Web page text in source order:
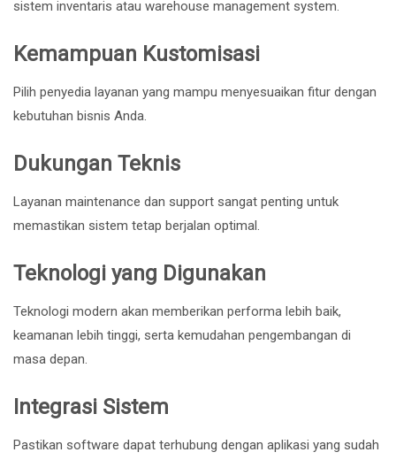
sistem inventaris atau warehouse management system.
Kemampuan Kustomisasi
Pilih penyedia layanan yang mampu menyesuaikan fitur dengan
kebutuhan bisnis Anda.
Dukungan Teknis
Layanan maintenance dan support sangat penting untuk
memastikan sistem tetap berjalan optimal.
Teknologi yang Digunakan
Teknologi modern akan memberikan performa lebih baik,
keamanan lebih tinggi, serta kemudahan pengembangan di
masa depan.
Integrasi Sistem
Pastikan software dapat terhubung dengan aplikasi yang sudah